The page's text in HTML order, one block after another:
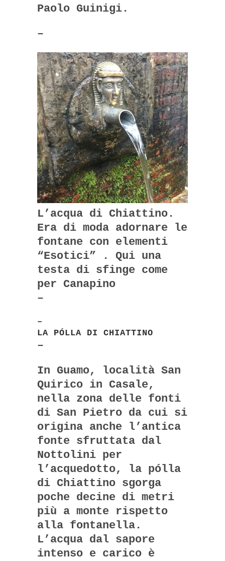
Paolo Guinigi.
–
L’acqua di Chiattino.
Era di moda adornare le
fontane con elementi
“Esotici” . Qui una
testa di sfinge come
per Canapino
–
–
LA PÓLLA DI CHIATTINO
–
In Guamo, località San
Quirico in Casale,
nella zona delle fonti
di San Pietro da cui si
origina anche l’antica
fonte sfruttata dal
Nottolini per
l’acquedotto, la pólla
di Chiattino sgorga
poche decine di metri
più a monte rispetto
alla fontanella.
L’acqua dal sapore
intenso e carico è